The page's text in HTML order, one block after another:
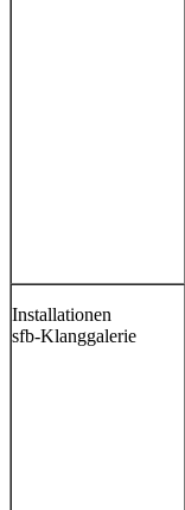
Installationen
sfb-Klanggalerie